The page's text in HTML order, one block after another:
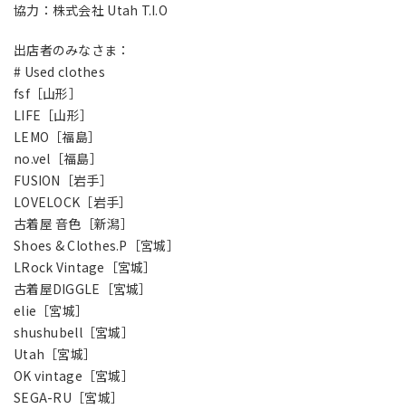
協力：株式会社 Utah T.I.O
出店者のみなさま：
# Used clothes
fsf［山形］
LIFE［山形］
LEMO［福島］
no.vel［福島］
FUSION［岩手］
LOVELOCK［岩手］
古着屋 音色［新潟］
Shoes & Clothes.P［宮城］
LRock Vintage［宮城］
古着屋DIGGLE［宮城］
elie［宮城］
shushubell［宮城］
Utah［宮城］
OK vintage［宮城］
SEGA-RU［宮城］